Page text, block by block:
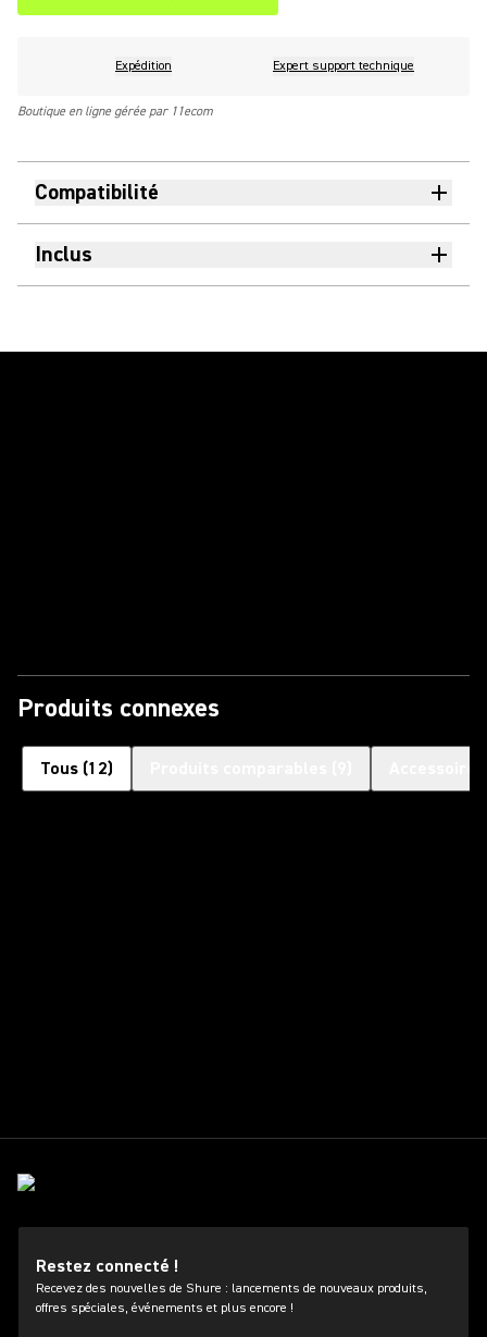
Expédition Expert support technique
Boutique en ligne gérée par 11ecom
Compatibilité
Inclus
Produits connexes
Tous (12)
Restez connecté !
Recevez des nouvelles de Shure : lancements de nouveaux produits,
offres spéciales, événements et plus encore !